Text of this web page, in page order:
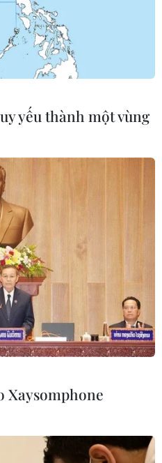
buộc thôi việc 2
phố Vũng Tàu đã làm
vụ việc trên mạng xã hội
giáo viên bạo hành bé trai
yếu thành một vùng
Xaysomphone